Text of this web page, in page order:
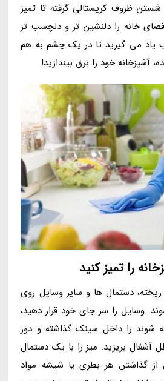
شستن ظروف کریستالی گرفته تا تمیز
خانه را دلنشین تر و دلچسب تر
یاد می گیرید تا در یک چشم به هم
دستمال ها و سایر وسایل روی
وسایل را سر جای خود قرار دهید،
شوند را داخل سینک گذاشته و دور
آشغال بریزید. میز را با یک دستمال
از گذاشتن هر بطری یا شیشه مواد